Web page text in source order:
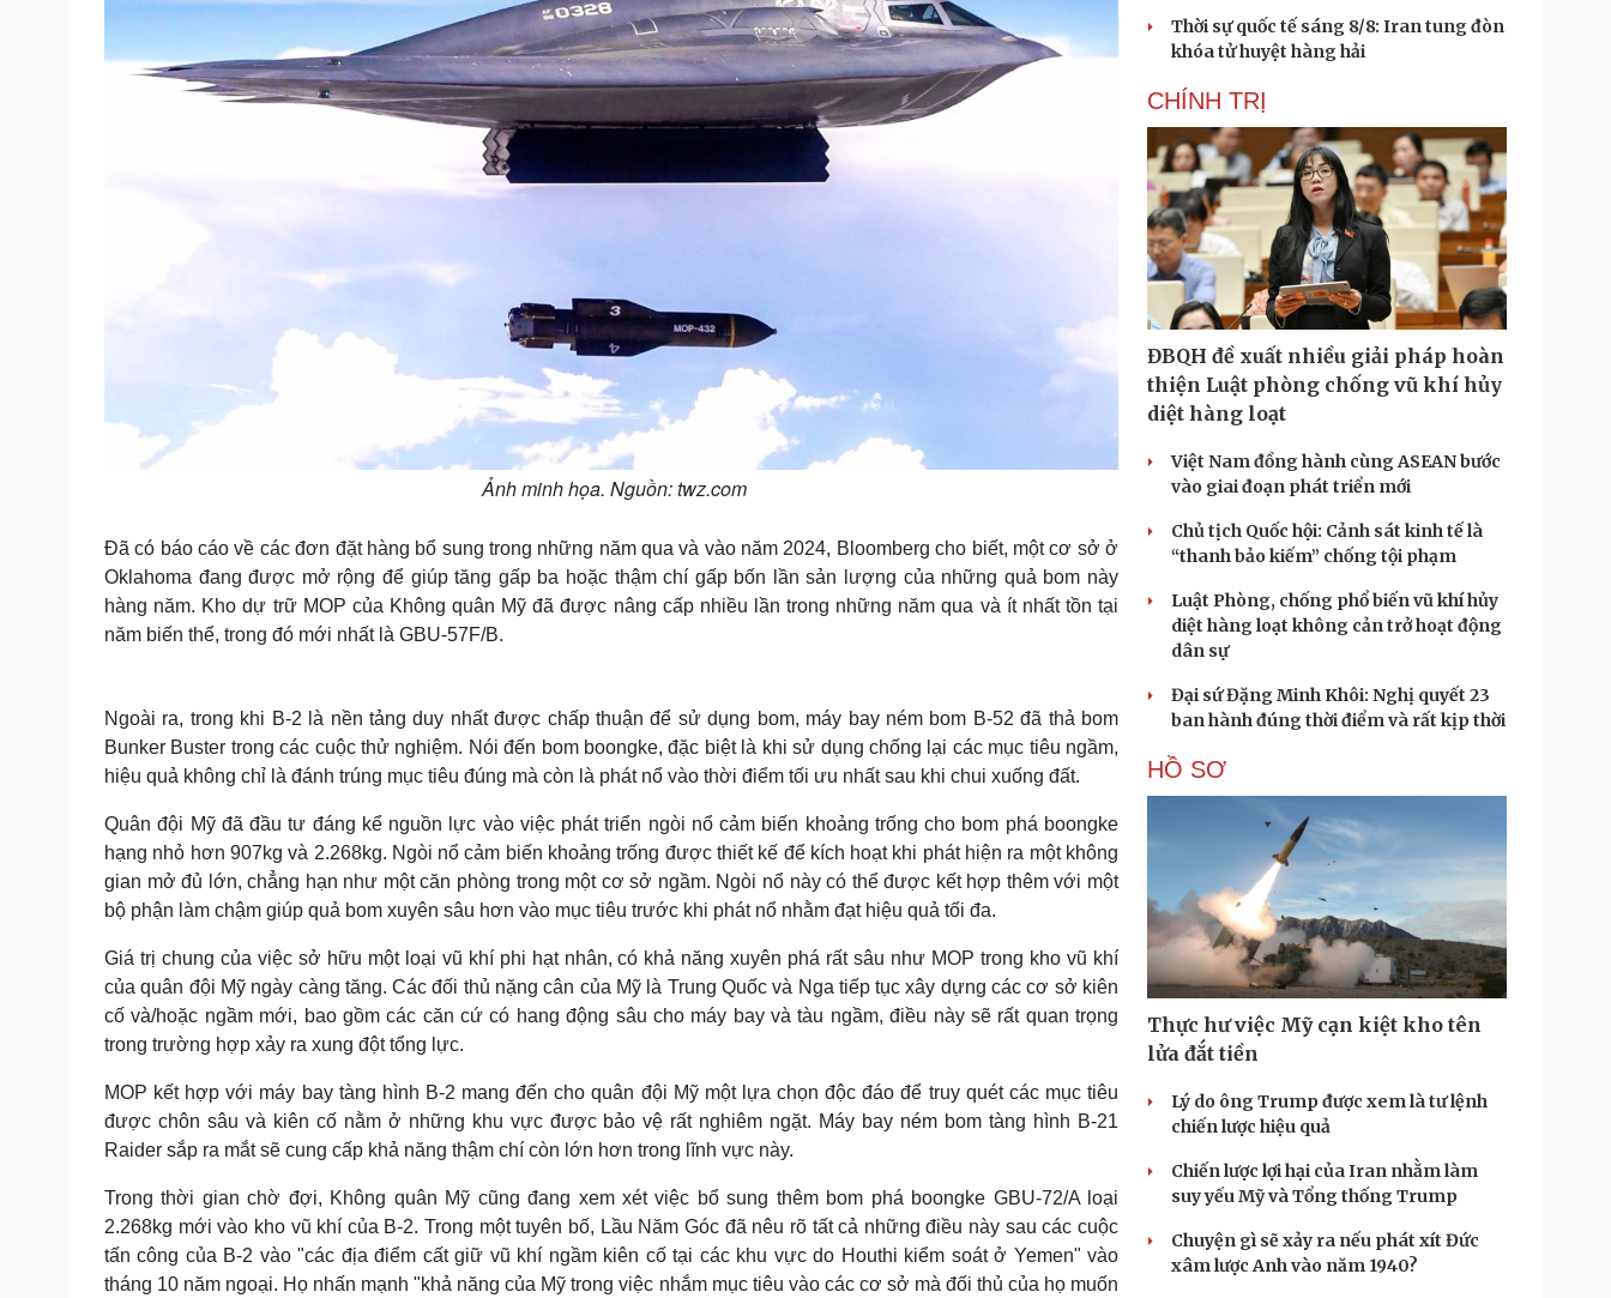
Ảnh minh họa. Nguồn: twz.com
Đã có báo cáo về các đơn đặt hàng bổ sung trong những năm qua và vào năm 2024, Bloomberg cho biết, một cơ sở ở
Oklahoma đang được mở rộng để giúp tăng gấp ba hoặc thậm chí gấp bốn lần sản lượng của những quả bom này
hàng năm. Kho dự trữ MOP của Không quân Mỹ đã được nâng cấp nhiều lần trong những năm qua và ít nhất tồn tại
năm biến thể, trong đó mới nhất là GBU-57F/B.
Ngoài ra, trong khi B-2 là nền tảng duy nhất được chấp thuận để sử dụng bom, máy bay ném bom B-52 đã thả bom
Bunker Buster trong các cuộc thử nghiệm. Nói đến bom boongke, đặc biệt là khi sử dụng chống lại các mục tiêu ngầm,
hiệu quả không chỉ là đánh trúng mục tiêu đúng mà còn là phát nổ vào thời điểm tối ưu nhất sau khi chui xuống đất.
Quân đội Mỹ đã đầu tư đáng kể nguồn lực vào việc phát triển ngòi nổ cảm biến khoảng trống cho bom phá boongke
hạng nhỏ hơn 907kg và 2.268kg. Ngòi nổ cảm biến khoảng trống được thiết kế để kích hoạt khi phát hiện ra một không
gian mở đủ lớn, chẳng hạn như một căn phòng trong một cơ sở ngầm. Ngòi nổ này có thể được kết hợp thêm với một
bộ phận làm chậm giúp quả bom xuyên sâu hơn vào mục tiêu trước khi phát nổ nhằm đạt hiệu quả tối đa.
Giá trị chung của việc sở hữu một loại vũ khí phi hạt nhân, có khả năng xuyên phá rất sâu như MOP trong kho vũ khí
của quân đội Mỹ ngày càng tăng. Các đối thủ nặng cân của Mỹ là Trung Quốc và Nga tiếp tục xây dựng các cơ sở kiên
cố và/hoặc ngầm mới, bao gồm các căn cứ có hang động sâu cho máy bay và tàu ngầm, điều này sẽ rất quan trọng
trong trường hợp xảy ra xung đột tổng lực.
MOP kết hợp với máy bay tàng hình B-2 mang đến cho quân đội Mỹ một lựa chọn độc đáo để truy quét các mục tiêu
được chôn sâu và kiên cố nằm ở những khu vực được bảo vệ rất nghiêm ngặt. Máy bay ném bom tàng hình B-21
Raider sắp ra mắt sẽ cung cấp khả năng thậm chí còn lớn hơn trong lĩnh vực này.
Trong thời gian chờ đợi, Không quân Mỹ cũng đang xem xét việc bổ sung thêm bom phá boongke GBU-72/A loại
2.268kg mới vào kho vũ khí của B-2. Trong một tuyên bố, Lầu Năm Góc đã nêu rõ tất cả những điều này sau các cuộc
tấn công của B-2 vào "các địa điểm cất giữ vũ khí ngầm kiên cố tại các khu vực do Houthi kiểm soát ở Yemen" vào
tháng 10 năm ngoại. Họ nhấn mạnh "khả năng của Mỹ trong việc nhắm mục tiêu vào các cơ sở mà đối thủ của họ muốn
Thời sự quốc tế sáng 8/8: Iran tung đòn
khóa tử huyệt hàng hải
CHÍNH TRỊ
ĐBQH đề xuất nhiều giải pháp hoàn
thiện Luật phòng chống vũ khí hủy
diệt hàng loạt
Việt Nam đồng hành cùng ASEAN bước
vào giai đoạn phát triển mới
Chủ tịch Quốc hội: Cảnh sát kinh tế là
“thanh bảo kiếm” chống tội phạm
Luật Phòng, chống phổ biến vũ khí hủy
diệt hàng loạt không cản trở hoạt động
dân sự
Đại sứ Đặng Minh Khôi: Nghị quyết 23
ban hành đúng thời điểm và rất kịp thời
HỒ SƠ
Thực hư việc Mỹ cạn kiệt kho tên
lửa đắt tiền
Lý do ông Trump được xem là tư lệnh
chiến lược hiệu quả
Chiến lược lợi hại của Iran nhằm làm
suy yếu Mỹ và Tổng thống Trump
Chuyện gì sẽ xảy ra nếu phát xít Đức
xâm lược Anh vào năm 1940?